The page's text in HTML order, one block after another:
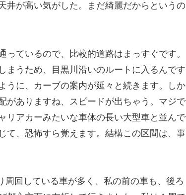
井が高い気がした。まだ綺麗だからというの
ているので、比較的道路はまっすぐです。
まうため、目黒川沿いのルートに入るんです
うに、カーブの案内が延々と続きます。しか
がありますね、スピードが出ちゃう。マジで
リアカーみたいな車体の長い大型車と並んで
て、恐怖すら覚えます。結構この区間は、事
回している車が多く、私の前の車も、後ろ